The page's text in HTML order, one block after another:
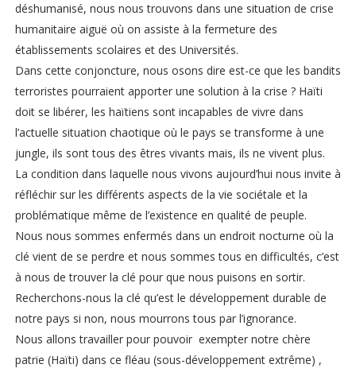
déshumanisé, nous nous trouvons dans une situation de crise
humanitaire aiguë où on assiste à la fermeture des
établissements scolaires et des Universités.
Dans cette conjoncture, nous osons dire est-ce que les bandits
terroristes pourraient apporter une solution à la crise ? Haïti
doit se libérer, les haïtiens sont incapables de vivre dans
l’actuelle situation chaotique où le pays se transforme à une
jungle, ils sont tous des êtres vivants mais, ils ne vivent plus.
La condition dans laquelle nous vivons aujourd’hui nous invite à
réfléchir sur les différents aspects de la vie sociétale et la
problématique même de l’existence en qualité de peuple.
Nous nous sommes enfermés dans un endroit nocturne où la
clé vient de se perdre et nous sommes tous en difficultés, c’est
à nous de trouver la clé pour que nous puisons en sortir.
Recherchons-nous la clé qu’est le développement durable de
notre pays si non, nous mourrons tous par l’ignorance.
Nous allons travailler pour pouvoir exempter notre chère
patrie (Haïti) dans ce fléau (sous-développement extrême) ,